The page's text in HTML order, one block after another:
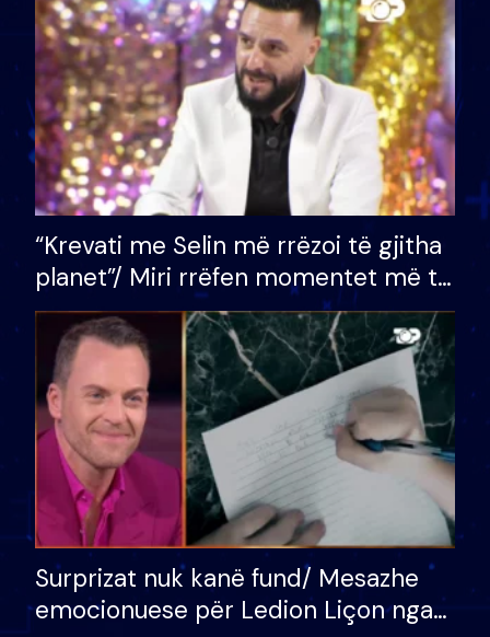
divorci apo jo?
“Krevati me Selin më rrëzoi të gjitha
planet”/ Miri rrëfen momentet më të
bukura në shtëpinë e BB VIP: Do më
mungojë zilja e mëngjesit kur…
Surprizat nuk kanë fund/ Mesazhe
emocionuese për Ledion Liçon nga